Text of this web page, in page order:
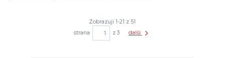
Zobrazuji 1-21 z 51
strana
z 3 další